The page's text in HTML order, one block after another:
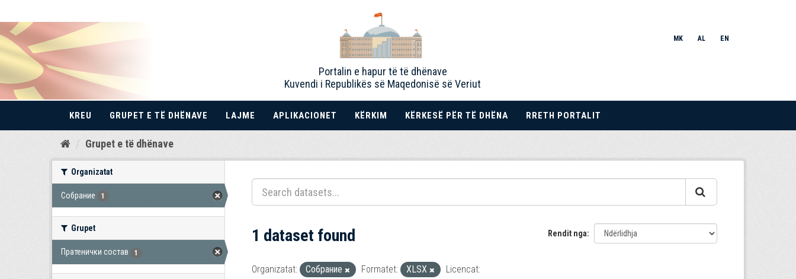
Kalo
Portalin e hapur të të dhënave
Kuvendi i Republikës së Maqedonisë së Veriut
MK AL EN
KREU GRUPET E TË DHËNAVE LAJME APLIKACIONET KËRKIM KËRKESË PËR TË DHËNA RRETH PORTALIT
Grupet e të dhënave
Organizatat
Собрание 1
Grupet
Пратенички состав 1
Rendit nga
1 dataset found
Organizatat: Собрание Formatet: XLSX
Licencat: